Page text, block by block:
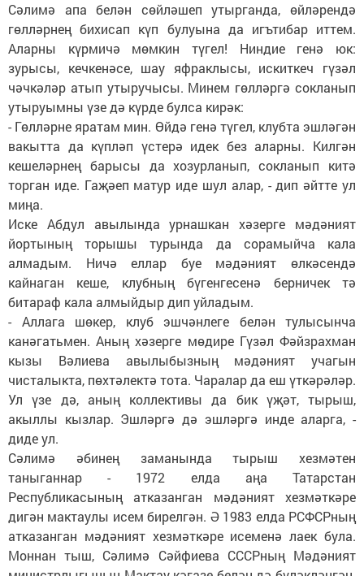
Сәлимә апа белән сөйләшеп утырганда, өйләрендә
гөлләрнең бихисап күп булуына да игътибар иттем.
Аларны күрмичә мөмкин түгел! Ниндие генә юк:
зурысы, кечкенәсе, шау яфраклысы, искиткеч гүзәл
чәчкәләр атып утыручысы. Минем гөлләргә сокланып
утыруымны үзе дә күрде булса кирәк:
- Гөлләрне яратам мин. Өйдә генә түгел, клубта эшләгән
вакытта да күпләп үстерә идек без аларны. Килгән
кешеләрнең барысы да хозурланып, сокланып китә
торган иде. Гаҗәеп матур иде шул алар, - дип әйтте ул
миңа.
Иске Абдул авылында урнашкан хәзерге мәдәният
йортының торышы турында да сорамыйча кала
алмадым. Ничә еллар буе мәдәният өлкәсендә
кайнаган кеше, клубның бүгенгесенә берничек тә
битараф кала алмыйдыр дип уйладым.
- Аллага шөкер, клуб эшчәнлеге белән тулысынча
канәгатьмен. Аның хәзерге мөдире Гүзәл Фәйзрахман
кызы Вәлиева авылыбызның мәдәният учагын
чисталыкта, пөхтәлектә тота. Чаралар да еш үткәрәләр.
Ул үзе дә, аның коллективы да бик үҗәт, тырыш,
акыллы кызлар. Эшләргә дә эшләргә инде аларга, -
диде ул.
Сәлимә әбинең заманында тырыш хезмәтен
таныганнар - 1972 елда аңа Татарстан
Республикасының атказанган мәдәният хезмәткәре
дигән мактаулы исем бирелгән. Ә 1983 елда РСФСРның
атказанган мәдәният хезмәткәре исеменә лаек була.
Моннан тыш, Сәлимә Сәйфиева СССРның Мәдәният